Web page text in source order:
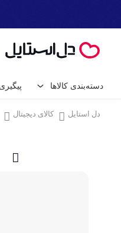
دسته‌بندی کالاها
کالای دیجیتال
دل استایل کالای دیجیتال